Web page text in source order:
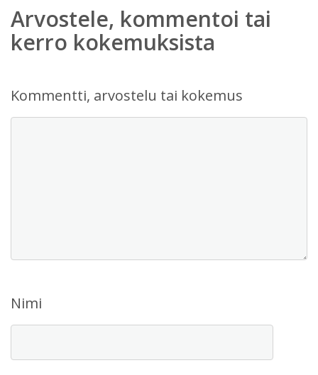
Arvostele, kommentoi tai
kerro kokemuksista
Kommentti, arvostelu tai kokemus
Nimi